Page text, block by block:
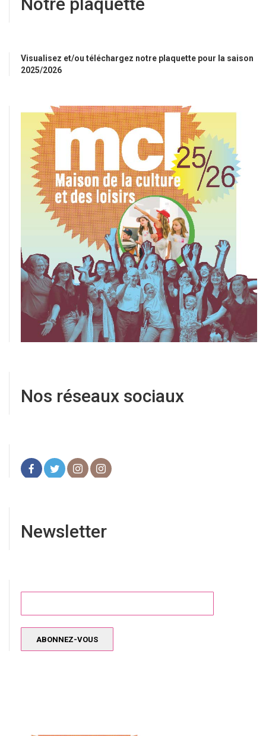
Visualisez et/ou téléchargez notre plaquette pour la saison
2025/2026
Nos réseaux sociaux
Newsletter